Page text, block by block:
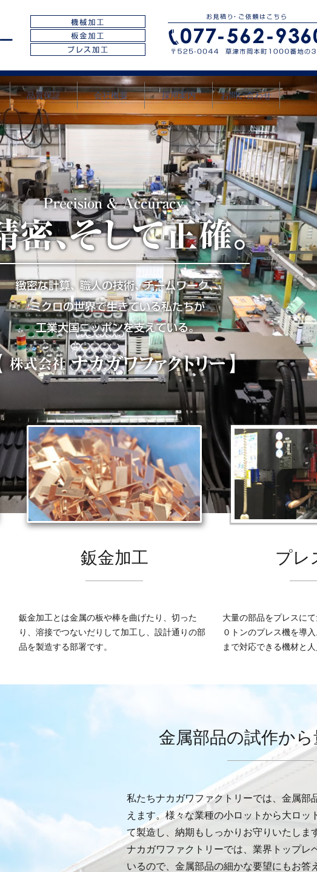
品質保証 会社概要 採用案内 お問い合わせ
プライバシ
ーポリシー
鈑金加工
鈑金加工とは金属の板や棒を曲げたり、切った
り、溶接でつないだりして加工し、設計通りの部
品を製造する部署です。
プレ
大量の部品をプレスに
０トンのプレス機を導
まで対応できる機材と
金属部品の試作か
私たちナカガワファクトリーでは、金属部
えます。様々な業種の小ロットから大ロッ
て製造し、納期もしっかりお守りいたしま
ナカガワファクトリーでは、業界トップレ
いるので、金属部品の細かな要望にもお答